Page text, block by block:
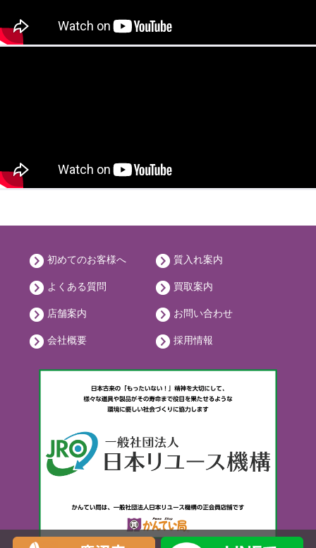
初めてのお客様へ 質入れ案内
よくある質問 買取案内
店舗案内 お問い合わせ
会社概要 採用情報